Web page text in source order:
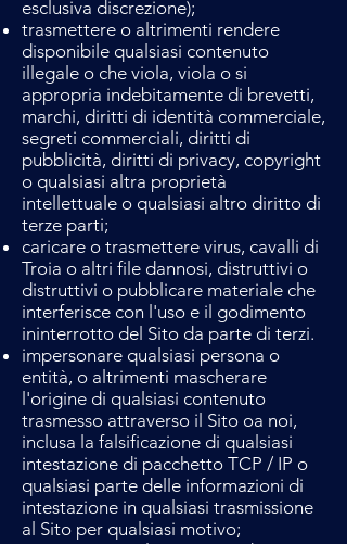
esclusiva discrezione);
trasmettere o altrimenti rendere
disponibile qualsiasi contenuto
illegale o che viola, viola o si
appropria indebitamente di brevetti,
marchi, diritti di identità commerciale,
segreti commerciali, diritti di
pubblicità, diritti di privacy, copyright
o qualsiasi altra proprietà
intellettuale o qualsiasi altro diritto di
terze parti;
caricare o trasmettere virus, cavalli di
Troia o altri file dannosi, distruttivi o
distruttivi o pubblicare materiale che
interferisce con l'uso e il godimento
ininterrotto del Sito da parte di terzi.
impersonare qualsiasi persona o
entità, o altrimenti mascherare
l'origine di qualsiasi contenuto
trasmesso attraverso il Sito oa noi,
inclusa la falsificazione di qualsiasi
intestazione di pacchetto TCP / IP o
qualsiasi parte delle informazioni di
intestazione in qualsiasi trasmissione
al Sito per qualsiasi motivo;